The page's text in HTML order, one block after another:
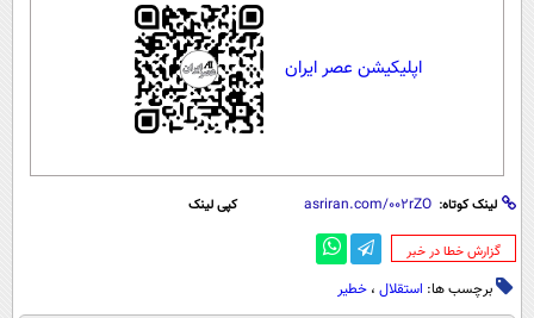
اپلیکیشن عصر ایران
لینک کوتاه: کپی لینک
‌گزارش خطا در خبر
برچسب ها: استقلال ، خطیر